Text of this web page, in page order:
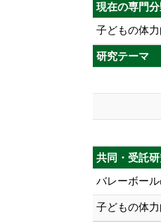
現在の専門
子どもの体
研究テーマ
共同・受託
バレーボー
子どもの体